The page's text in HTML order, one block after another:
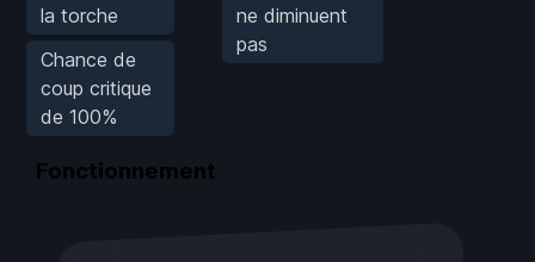
la torche
Chance de
coup critique
de 100%
ne diminuent
pas
Fonctionnement